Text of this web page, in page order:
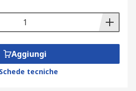
Aggiungi
Schede tecniche